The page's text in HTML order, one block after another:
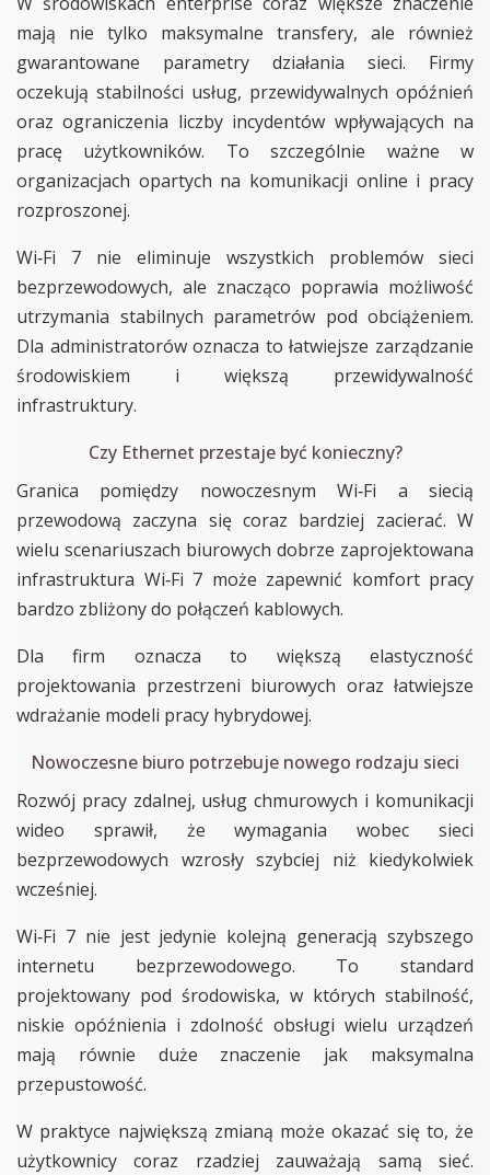
mają nie tylko maksymalne transfery, ale również
gwarantowane parametry działania sieci. Firmy
oczekują stabilności usług, przewidywalnych opóźnień
oraz ograniczenia liczby incydentów wpływających na
pracę użytkowników. To szczególnie ważne w
organizacjach opartych na komunikacji online i pracy
rozproszonej.
Wi‑Fi 7 nie eliminuje wszystkich problemów sieci
bezprzewodowych, ale znacząco poprawia możliwość
utrzymania stabilnych parametrów pod obciążeniem.
Dla administratorów oznacza to łatwiejsze zarządzanie
środowiskiem i większą przewidywalność
infrastruktury.
Czy Ethernet przestaje być konieczny?
Granica pomiędzy nowoczesnym Wi‑Fi a siecią
przewodową zaczyna się coraz bardziej zacierać. W
wielu scenariuszach biurowych dobrze zaprojektowana
infrastruktura Wi‑Fi 7 może zapewnić komfort pracy
bardzo zbliżony do połączeń kablowych.
Dla firm oznacza to większą elastyczność
projektowania przestrzeni biurowych oraz łatwiejsze
wdrażanie modeli pracy hybrydowej.
Nowoczesne biuro potrzebuje nowego rodzaju sieci
Rozwój pracy zdalnej, usług chmurowych i komunikacji
wideo sprawił, że wymagania wobec sieci
bezprzewodowych wzrosły szybciej niż kiedykolwiek
wcześniej.
Wi‑Fi 7 nie jest jedynie kolejną generacją szybszego
internetu bezprzewodowego. To standard
projektowany pod środowiska, w których stabilność,
niskie opóźnienia i zdolność obsługi wielu urządzeń
mają równie duże znaczenie jak maksymalna
przepustowość.
W praktyce największą zmianą może okazać się to, że
użytkownicy coraz rzadziej zauważają samą sieć.